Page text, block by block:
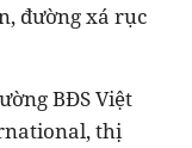
đường xá rục
BĐS Việt
thị